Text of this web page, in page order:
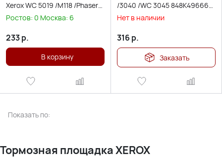
Xerox WC 5019 /M118 /Phaser
5500 019K09420 /019K07084
/019K07085
Ростов: 0 Москва: 6
233р.
В корзину
/3040 /WC 3045 848K49666
/848K49665 БУЛАТ m-Line
Нет в наличии
316 р.
Заказать
Показать по:
Тормозная площадка XEROX